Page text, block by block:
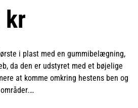
kr
i plast med en gummibelægning,
da den er udstyret med et bøjelige
at komme omkring hestens ben og